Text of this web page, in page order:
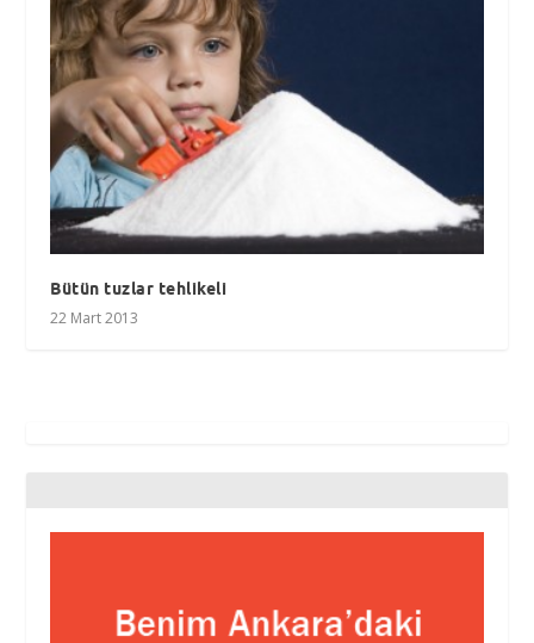
Bütün tuzlar tehlikeli
22 Mart 2013